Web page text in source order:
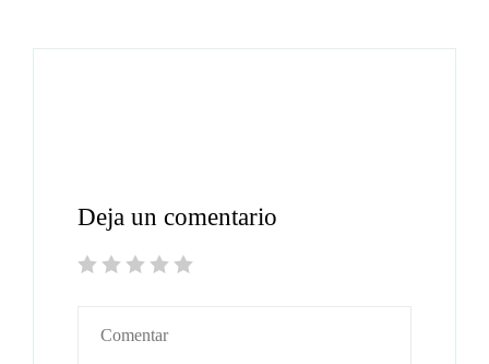
Deja un comentario